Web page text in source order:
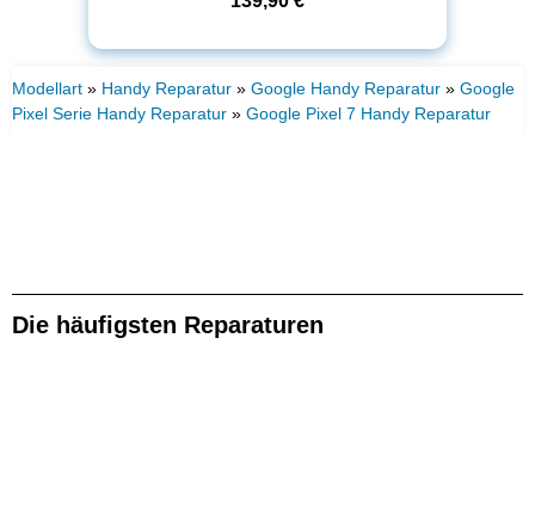
Modellart » Handy Reparatur » Google Handy Reparatur » Google
Pixel Serie Handy Reparatur » Google Pixel 7 Handy Reparatur
Die häufigsten Reparaturen